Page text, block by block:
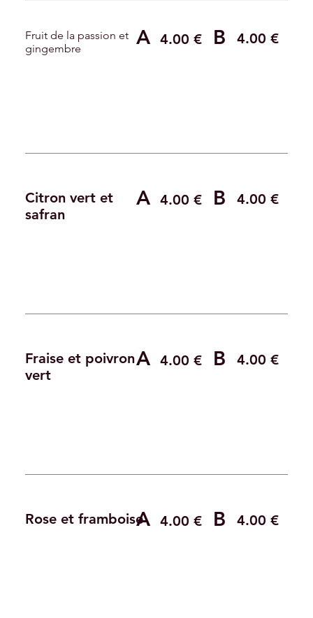
4.00 €
Fruit de la passion et
gingembre
4.00 €
A B
4.00 €
Citron vert et
safran
4.00 €
A B
4.00 €
Fraise et poivron
vert
4.00 €
A B
4.00 €
Rose et framboise 4.00 €
A B